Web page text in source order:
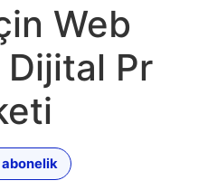
Web
Dijital Pr
abonelik